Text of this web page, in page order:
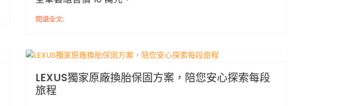
閱讀全文:
LEXUS獨家原廠換胎保固方案，陪您安心探索每段
旅程